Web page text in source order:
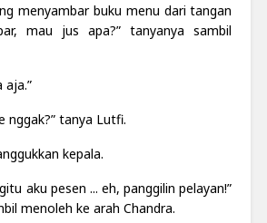
menyambar buku menu dari tangan
mau jus apa?” tanyanya sambil
aja.”
nggak?” tanya Lutfi.
kepala.
aku pesen ... eh, panggilin pelayan!”
menoleh ke arah Chandra.